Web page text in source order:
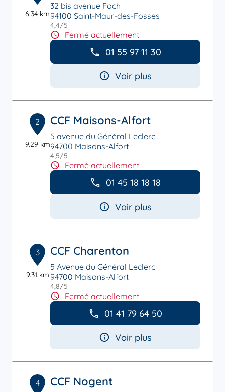
6.34 km
32 bis avenue Foch
94100 Saint-Maur-des-Fosses
4,4/5
Fermé actuellement
01 55 97 11 30
Voir plus
2
9.29 km
CCF Maisons-Alfort
5 avenue du Général Leclerc
94700 Maisons-Alfort
4,5/5
Fermé actuellement
01 45 18 18 18
Voir plus
3
9.31 km
CCF Charenton
5 Avenue du Général Leclerc
94700 Maisons-Alfort
4,8/5
Fermé actuellement
01 41 79 64 50
Voir plus
4 CCF Nogent